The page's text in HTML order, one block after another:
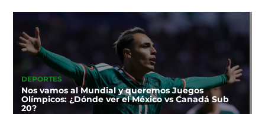
DEPORTES
Nos vamos al Mundial y queremos Juegos
Olímpicos: ¿Dónde ver el México vs Canadá Sub
20?